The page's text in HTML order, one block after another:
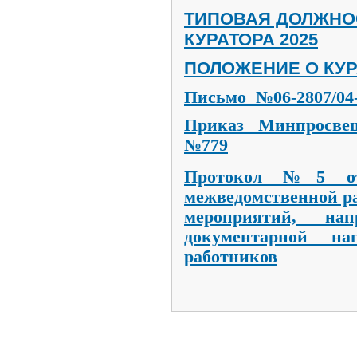
ТИПОВАЯ
КУРАТОРА 2025
ПОЛОЖЕНИЕ О
Письмо №06-2807/04-
Приказ
№779
Протокол №5 от
межведомственной
мероприятий,
документарной
работников